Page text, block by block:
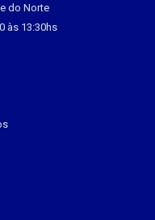
do Norte
às 13:30hs